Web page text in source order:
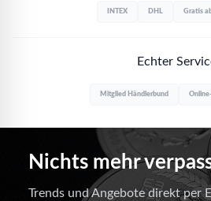
INTEX DHL Gratis
Echter
Mitglied Händlerbund
Nichts mehr
Trends und Angebote direkt per